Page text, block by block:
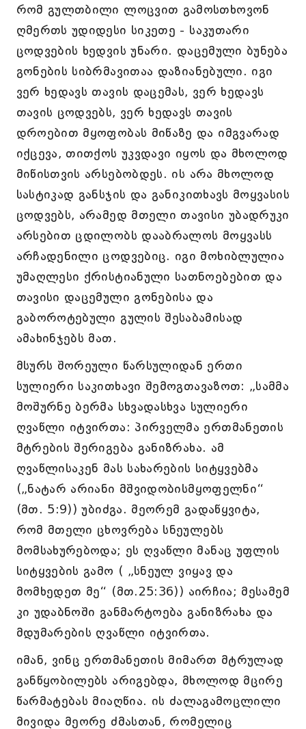
რომ გულთბილი ლოცვით გამოსთხოვონ
ღმერთს უდიდესი სიკეთე - საკუთარი
ცოდვების ხედვის უნარი. დაცემული ბუნება
გონების სიბრმავითაა დაზიანებული. იგი
ვერ ხედავს თავის დაცემას, ვერ ხედავს
თავის ცოდვებს, ვერ ხედავს თავის
დროებით მყოფობას მიწაზე და იმგვარად
იქცევა, თითქოს უკვდავი იყოს და მხოლოდ
მიწისთვის არსებობდეს. ის არა მხოლოდ
სასტიკად განსჯის და განიკითხავს მოყვასის
ცოდვებს, არამედ მთელი თავისი უბადრუკი
არსებით ცდილობს დააბრალოს მოყვასს
არჩადენილი ცოდვებიც. იგი მოხიბლულია
უმაღლესი ქრისტიანული სათნოებებით და
თავისი დაცემული გონებისა და
გაბოროტებული გულის შესაბამისად
ამახინჯებს მათ.
მსურს შორეული წარსულიდან ერთი
სულიერი საკითხავი შემოგთავაზოთ: „სამმა
მოშურნე ბერმა სხვადასხვა სულიერი
ღვაწლი იტვირთა: პირველმა ერთმანეთის
მტრების შერიგება განიზრახა. ამ
ღვაწლისაკენ მას სახარების სიტყვებმა
(„ნატარ არიანი მშვიდობისმყოფელნი“
(მთ. 5:9)) უბიძგა. მეორემ გადაწყვიტა,
რომ მთელი ცხოვრება სნეულებს
მომსახურებოდა; ეს ღვაწლი მანაც უფლის
სიტყვების გამო ( „სნეულ ვიყავ და
მომხედეთ მე“ (მთ.25:36)) აირჩია; მესამემ
კი უდაბნოში განმარტოება განიზრახა და
მდუმარების ღვაწლი იტვირთა.
იმან, ვინც ერთმანეთის მიმართ მტრულად
განწყობილებს არიგებდა, მხოლოდ მცირე
წარმატებას მიაღწია. ის ძალაგამოცლილი
მივიდა მეორე ძმასთან, რომელიც